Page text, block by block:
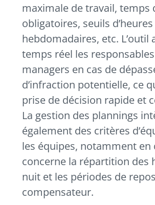
maximale de travail, temps
obligatoires, seuils d’heures
hebdomadaires, etc. L’outil
temps réel les
managers en cas de
d’infraction potentielle, ce
prise de décision rapide et
La gestion des plannings
également des critères
les équipes, notamment en
concerne la répartition des
nuit et les périodes de repos
compensateur.